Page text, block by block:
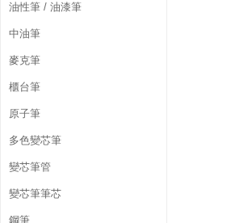
油性筆 / 油漆筆
中油筆
麥克筆
櫃台筆
原子筆
多色變芯筆
變芯筆管
變芯筆筆芯
鋼筆